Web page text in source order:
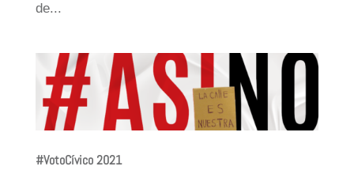
de...
#VotoCívico 2021